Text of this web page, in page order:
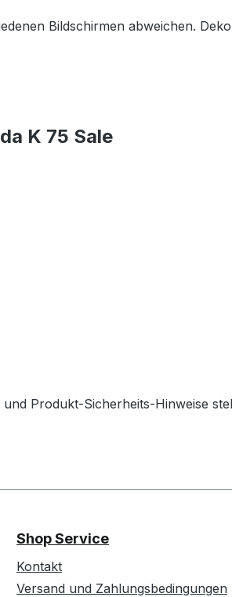
Bildschirmen abweichen.
K 75 Sale
Produkt-Sicherheits-Hinweise
Shop Service
Kontakt
Versand und Zahlungsbedingungen